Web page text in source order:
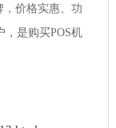
价格实惠、功
是购买POS机